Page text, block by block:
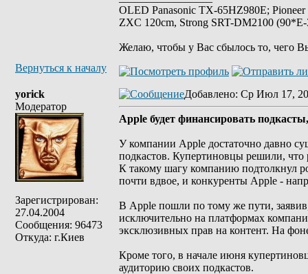
OLED Panasonic TX-65HZ980E;
ZXC 120cm, Strong SRT-DM2100
Желаю, чтобы у Вас сбылось то, чего
Вернуться к началу
yorick
Модератор
Зарегистрирован:
27.04.2004
Сообщения: 96473
Откуда: г.Киев
Добавлено: Ср Июл 17,
Apple будет финансировать
У компании Apple достаточно давно
подкастов. Купертиновцы решили, что
К такому шагу компанию подтолкнул
почти вдвое, и конкуренты Apple -
В Apple пошли по тому же пути,
исключительно на платформах
эксклюзивных прав на контент. На
Кроме того, в начале июня
аудиторию своих подкастов.